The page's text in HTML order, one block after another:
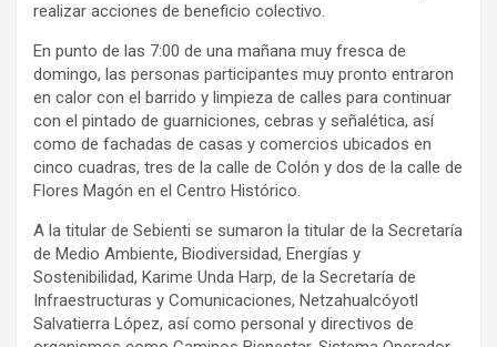
realizar acciones de beneficio colectivo.
En punto de las 7:00 de una mañana muy fresca de
domingo, las personas participantes muy pronto entraron
en calor con el barrido y limpieza de calles para continuar
con el pintado de guarniciones, cebras y señalética, así
como de fachadas de casas y comercios ubicados en
cinco cuadras, tres de la calle de Colón y dos de la calle de
Flores Magón en el Centro Histórico.
A la titular de Sebienti se sumaron la titular de la Secretaría
de Medio Ambiente, Biodiversidad, Energías y
Sostenibilidad, Karime Unda Harp, de la Secretaría de
Infraestructuras y Comunicaciones, Netzahualcóyotl
Salvatierra López, así como personal y directivos de